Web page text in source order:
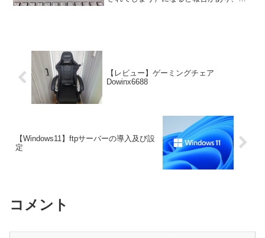
【レビュー】ゲーミングチェア
Dowinx6688
【Windows11】ftpサーバーの導入及び設
定
コメント